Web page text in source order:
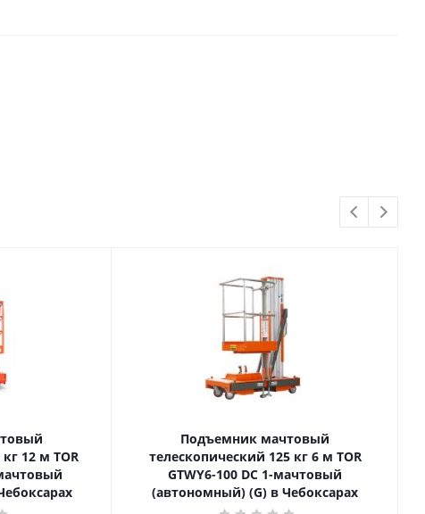
Подъемник мачтовый
телескопический 125 кг 6 м TOR
GTWY6-100 DC 1-мачтовый
(автономный) (G) в Чебоксарах